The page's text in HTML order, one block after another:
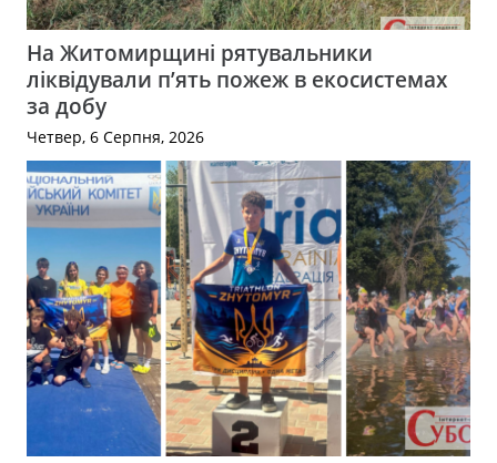
На Житомирщині рятувальники
ліквідували п’ять пожеж в екосистемах
за добу
Четвер, 6 Серпня, 2026